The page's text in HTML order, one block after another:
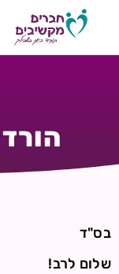
בס"ד
שלום לרב!